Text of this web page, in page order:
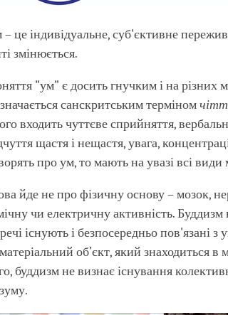
це індивідуальне, суб'єктивне
змінюється.
"ум" є досить гнучким і на різних
санскритським терміном
входить чуттєве сприйняття,
щастя і нещастя, увага,
про ум, то мають на увазі всі види
йде не про фізичну основу – мозок,
чи електричну активність. Буддизм
існують і безпосередньо пов'язані
об’єкт, який знаходиться
буддизм не визнає існування